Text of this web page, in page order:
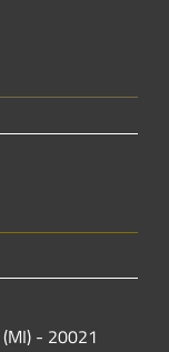
- 20021